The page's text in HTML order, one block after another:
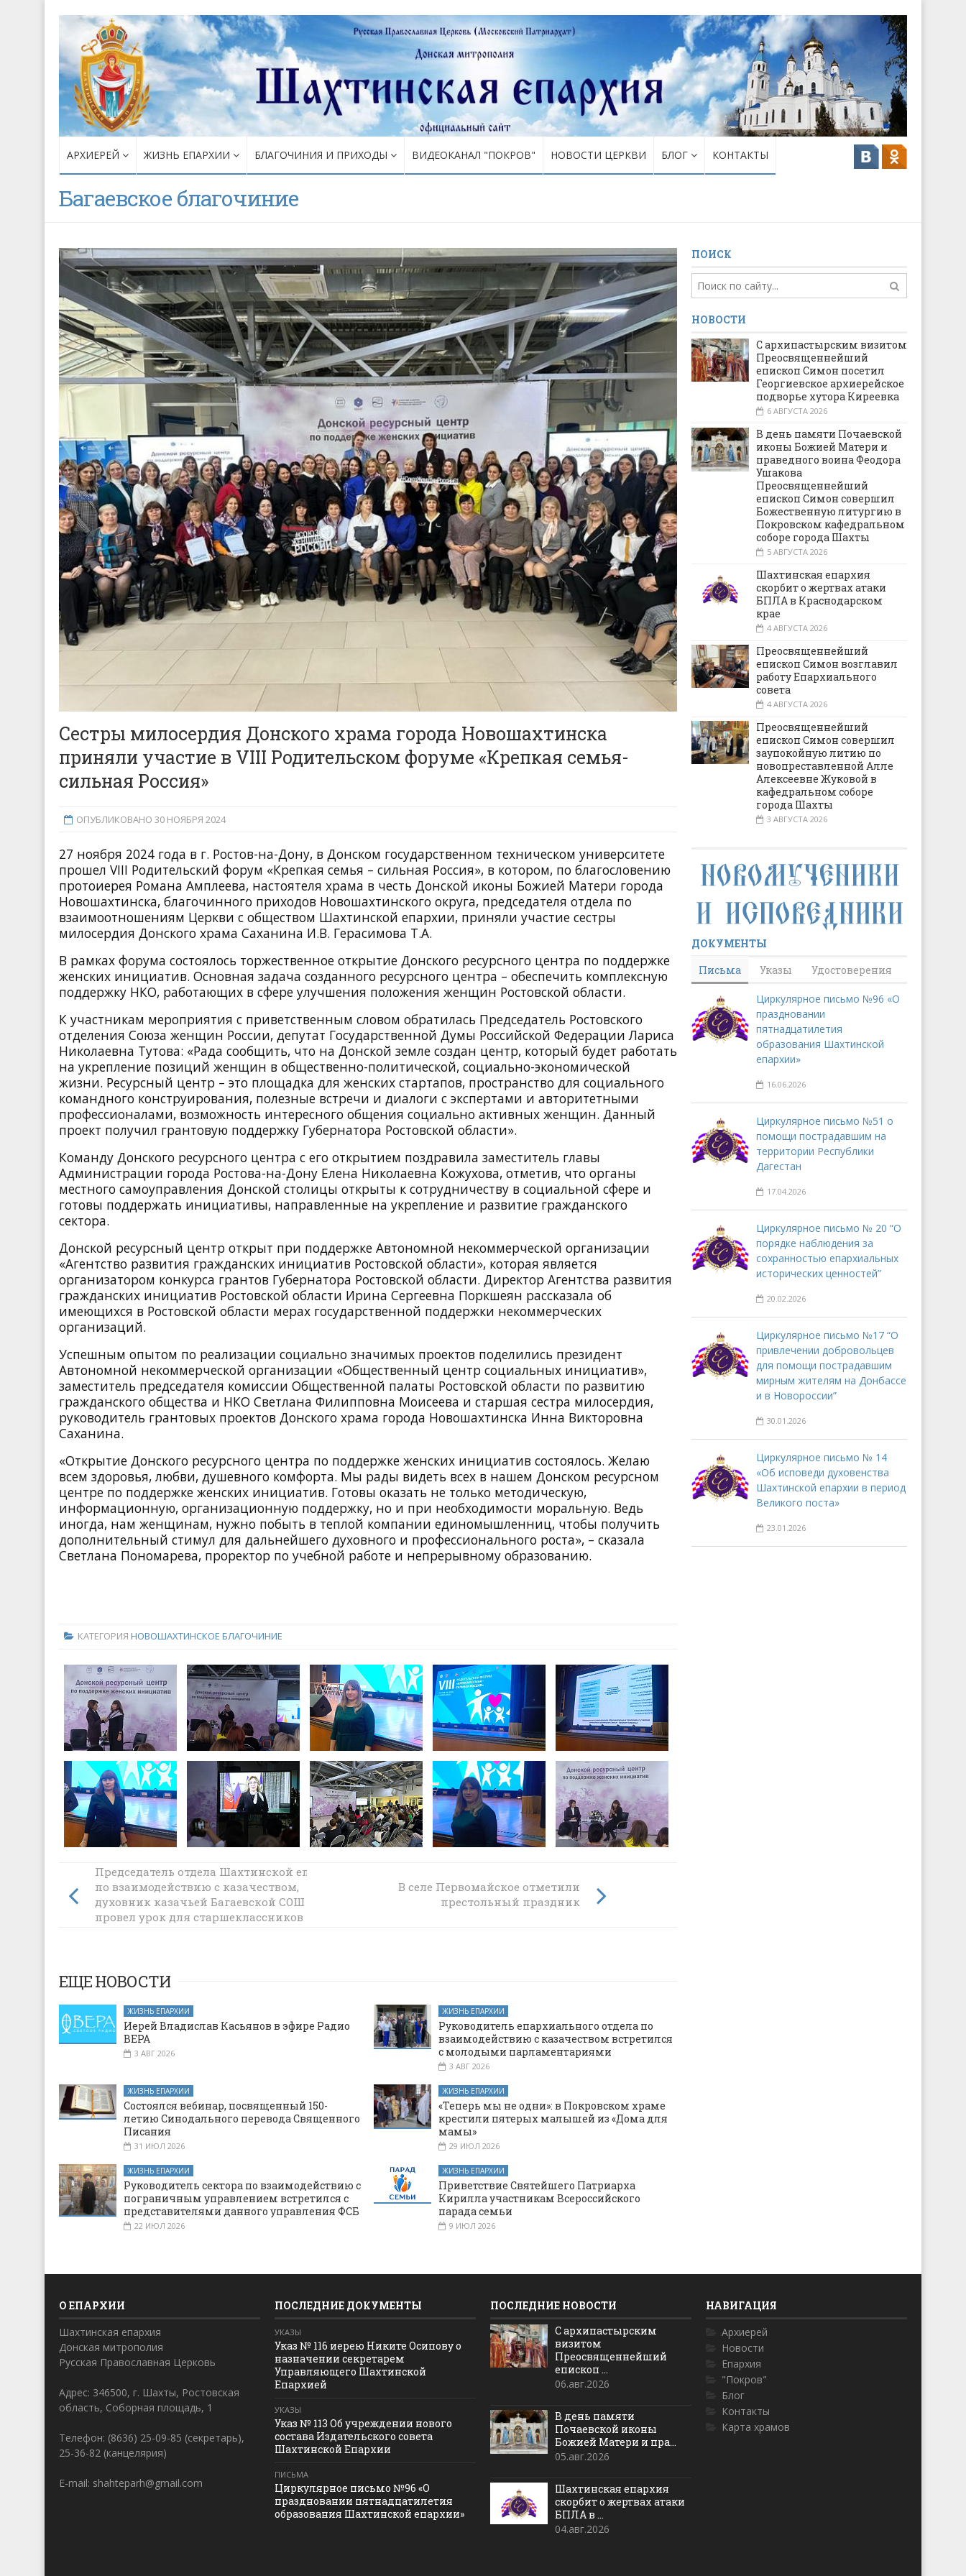
АРХИЕРЕЙ ЖИЗНЬ ЕПАРХИИ БЛАГОЧИНИЯ И ПРИХОДЫ ВИДЕОКАНАЛ "ПОКРОВ" НОВОСТИ ЦЕРКВИ БЛОГ КОНТАКТЫ
Багаевское благочиние
Сестры милосердия Донского храма города Новошахтинска
приняли участие в VIII Родительском форуме «Крепкая семья-
сильная Россия»
ОПУБЛИКОВАНО 30 НОЯБРЯ 2024
27 ноября 2024 года в г. Ростов-на-Дону, в Донском государственном техническом университете
прошел VIII Родительский форум «Крепкая семья – сильная Россия», в котором, по благословению
протоиерея Романа Амплеева, настоятеля храма в честь Донской иконы Божией Матери города
Новошахтинска, благочинного приходов Новошахтинского округа, председателя отдела по
взаимоотношениям Церкви с обществом Шахтинской епархии, приняли участие сестры
милосердия Донского храма Саханина И.В. Герасимова Т.А.
В рамках форума состоялось торжественное открытие Донского ресурсного центра по поддержке
женских инициатив. Основная задача созданного ресурсного центра – обеспечить комплексную
поддержку НКО, работающих в сфере улучшения положения женщин Ростовской области.
К участникам мероприятия с приветственным словом обратилась Председатель Ростовского
отделения Союза женщин России, депутат Государственной Думы Российской Федерации Лариса
Николаевна Тутова: «Рада сообщить, что на Донской земле создан центр, который будет работать
на укрепление позиций женщин в общественно-политической, социально-экономической
жизни. Ресурсный центр – это площадка для женских стартапов, пространство для социального
командного конструирования, полезные встречи и диалоги с экспертами и авторитетными
профессионалами, возможность интересного общения социально активных женщин. Данный
проект получил грантовую поддержку Губернатора Ростовской области».
Команду Донского ресурсного центра с его открытием поздравила заместитель главы
Администрации города Ростова-на-Дону Елена Николаевна Кожухова, отметив, что органы
местного самоуправления Донской столицы открыты к сотрудничеству в социальной сфере и
готовы поддержать инициативы, направленные на укрепление и развитие гражданского
сектора.
Донской ресурсный центр открыт при поддержке Автономной некоммерческой организации
«Агентство развития гражданских инициатив Ростовской области», которая является
организатором конкурса грантов Губернатора Ростовской области. Директор Агентства развития
гражданских инициатив Ростовской области Ирина Сергеевна Поркшеян рассказала об
имеющихся в Ростовской области мерах государственной поддержки некоммерческих
организаций.
Успешным опытом по реализации социально значимых проектов поделились президент
Автономной некоммерческой организации «Общественный центр социальных инициатив»,
заместитель председателя комиссии Общественной палаты Ростовской области по развитию
гражданского общества и НКО Светлана Филипповна Моисеева и старшая сестра милосердия,
руководитель грантовых проектов Донского храма города Новошахтинска Инна Викторовна
Саханина.
«Открытие Донского ресурсного центра по поддержке женских инициатив состоялось. Желаю
всем здоровья, любви, душевного комфорта. Мы рады видеть всех в нашем Донском ресурсном
центре по поддержке женских инициатив. Готовы оказать не только методическую,
информационную, организационную поддержку, но и при необходимости моральную. Ведь
иногда, нам женщинам, нужно побыть в теплой компании единомышленниц, чтобы получить
дополнительный стимул для дальнейшего духовного и профессионального роста», – сказала
Светлана Пономарева, проректор по учебной работе и непрерывному образованию.
КАТЕГОРИЯ НОВОШАХТИНСКОЕ БЛАГОЧИНИЕ
Председатель отдела Шахтинской епархии
по взаимодействию с казачеством,
духовник казачьей Багаевской СОШ №1
провел урок для старшеклассников
В селе Первомайское отметили
престольный праздник
ЕЩЕ НОВОСТИ
ЖИЗНЬ ЕПАРХИИ
Иерей Владислав Касьянов в эфире Радио
ВЕРА
3 АВГ 2026
ЖИЗНЬ ЕПАРХИИ
Руководитель епархиального отдела по
взаимодействию с казачеством встретился
с молодыми парламентариями
3 АВГ 2026
ЖИЗНЬ ЕПАРХИИ
Состоялся вебинар, посвященный 150-
летию Синодального перевода Священного
Писания
31 ИЮЛ 2026
ЖИЗНЬ ЕПАРХИИ
«Теперь мы не одни»: в Покровском храме
крестили пятерых малышей из «Дома для
мамы»
29 ИЮЛ 2026
ЖИЗНЬ ЕПАРХИИ
Руководитель сектора по взаимодействию с
пограничным управлением встретился с
представителями данного управления ФСБ
22 ИЮЛ 2026
ЖИЗНЬ ЕПАРХИИ
Приветствие Святейшего Патриарха
Кирилла участникам Всероссийского
парада семьи
9 ИЮЛ 2026
ПОИСК
НОВОСТИ
С архипастырским визитом
Преосвященнейший
епископ Симон посетил
Георгиевское архиерейское
подворье хутора Киреевка
6 АВГУСТА 2026
В день памяти Почаевской
иконы Божией Матери и
праведного воина Феодора
Ушакова
Преосвященнейший
епископ Симон совершил
Божественную литургию в
Покровском кафедральном
соборе города Шахты
5 АВГУСТА 2026
Шахтинская епархия
скорбит о жертвах атаки
БПЛА в Краснодарском
крае
4 АВГУСТА 2026
Преосвященнейший
епископ Симон возглавил
работу Епархиального
совета
4 АВГУСТА 2026
Преосвященнейший
епископ Симон совершил
заупокойную литию по
новопреставленной Алле
Алексеевне Жуковой в
кафедральном соборе
города Шахты
3 АВГУСТА 2026
ДОКУМЕНТЫ
Письма
Указы Удостоверения
Циркулярное письмо №96 «О
праздновании
пятнадцатилетия
образования Шахтинской
епархии»
16.06.2026
Циркулярное письмо №51 о
помощи пострадавшим на
территории Республики
Дагестан
17.04.2026
Циркулярное письмо № 20 “О
порядке наблюдения за
сохранностью епархиальных
исторических ценностей”
20.02.2026
Циркулярное письмо №17 “О
привлечении добровольцев
для помощи пострадавшим
мирным жителям на Донбассе
и в Новороссии”
30.01.2026
Циркулярное письмо № 14
«Об исповеди духовенства
Шахтинской епархии в период
Великого поста»
23.01.2026
О ЕПАРХИИ
Шахтинская епархия
Донская митрополия
Русская Православная Церковь
Адрес: 346500, г. Шахты, Ростовская
область, Соборная площадь, 1
Телефон: (8636) 25-09-85 (секретарь),
25-36-82 (канцелярия)
E-mail: shahteparh@gmail.com
ПОСЛЕДНИЕ ДОКУМЕНТЫ
УКАЗЫ
Указ № 116 иерею Никите Осипову о
назначении секретарем
Управляющего Шахтинской
Епархией
УКАЗЫ
Указ № 113 Об учреждении нового
состава Издательского совета
Шахтинской Епархии
ПИСЬМА
Циркулярное письмо №96 «О
праздновании пятнадцатилетия
образования Шахтинской епархии»
ПОСЛЕДНИЕ НОВОСТИ
С архипастырским
визитом
Преосвященнейший
епископ ...
06.авг.2026
В день памяти
Почаевской иконы
Божией Матери и пра...
05.авг.2026
Шахтинская епархия
скорбит о жертвах атаки
БПЛА в ...
04.авг.2026
НАВИГАЦИЯ
Архиерей
Новости
Епархия
"Покров"
Блог
Контакты
Карта храмов